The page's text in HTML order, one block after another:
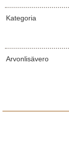
Kategoria
Arvonlisävero